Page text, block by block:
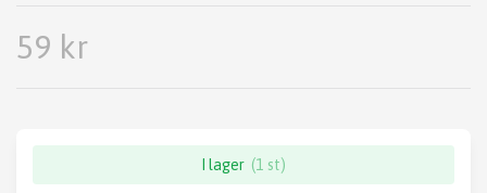
59 kr
I lager (1 st)